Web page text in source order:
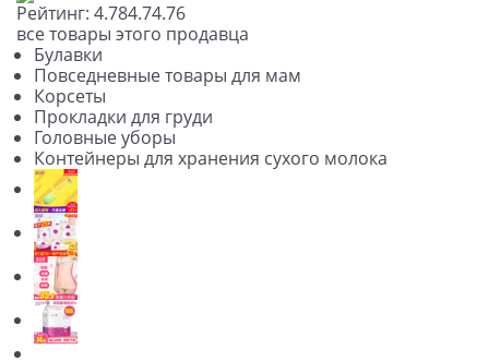
Рейтинг: 4.784.74.76
все товары этого продавца
Булавки
Повседневные товары для мам
Корсеты
Прокладки для груди
Головные уборы
Контейнеры для хранения сухого молока